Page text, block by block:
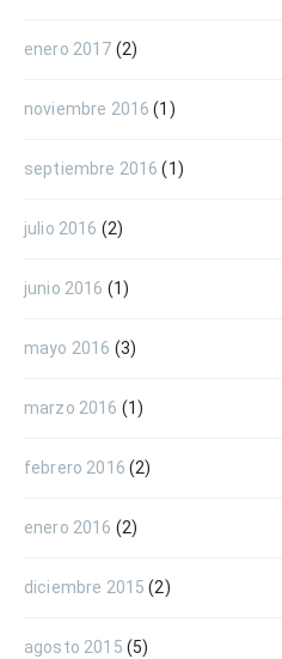
enero 2017 (2)
noviembre 2016 (1)
septiembre 2016 (1)
julio 2016 (2)
junio 2016 (1)
mayo 2016 (3)
marzo 2016 (1)
febrero 2016 (2)
enero 2016 (2)
diciembre 2015 (2)
agosto 2015 (5)